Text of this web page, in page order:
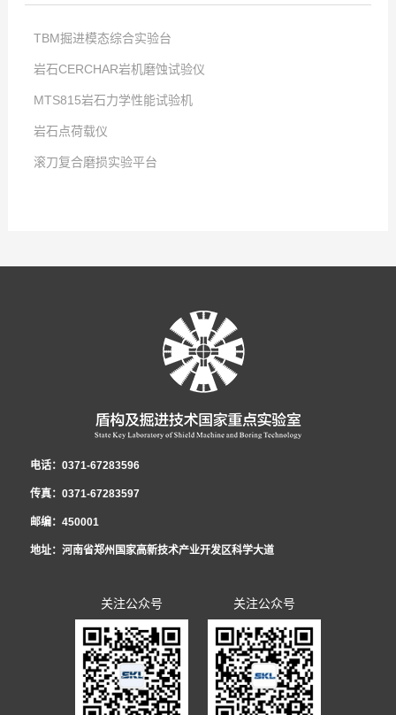
TBM掘进模态综合实验台
点击次数:
2025 -12 -23
岩石CERCHAR岩机磨蚀试验仪
点击次数:
2025 -12 -23
MTS815岩石力学性能试验机
点击次数:
2019 -07 -24
岩石点荷载仪
点击次数:
滚刀复合磨损实验平台
电话：0371-67283596
传真：0371-67283597
邮编：450001
地址：河南省郑州国家高新技术产业开发区科学大道
关注公众号 关注公众号